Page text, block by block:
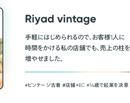
Riyad vintage
手軽にはじめられるので、お客様1人に
時間をかける私の店舗でも、売上の柱を
増やせました。
#ビンテージ古着 ＃店舗＋EC #14歳で起業を決意